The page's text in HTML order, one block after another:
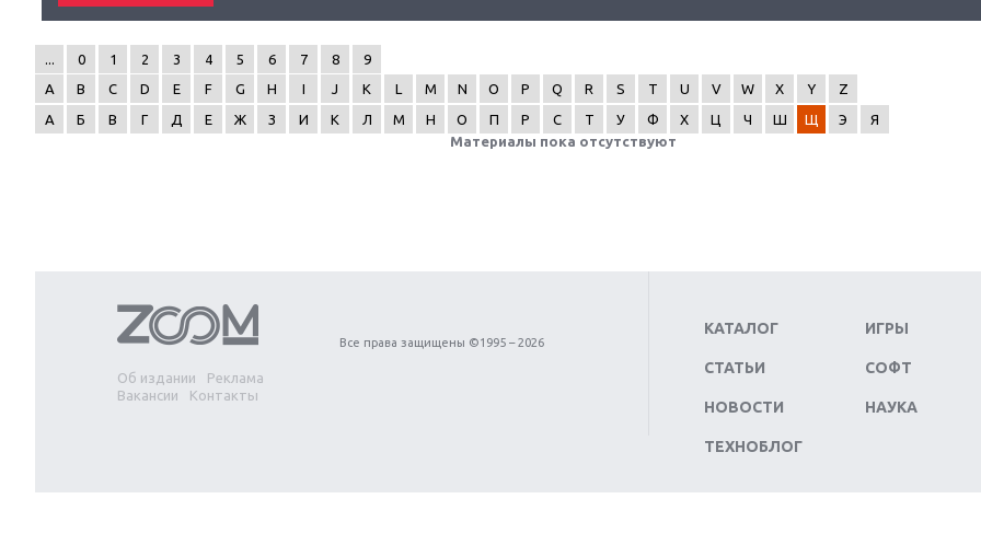
0 1 2 3 4 5 6 7 8
9
A
B C D E F G H I J K L M N O P Q R S T U V W X Y
Z
А
Б В Г Д Е Ж З И К Л М Н О П Р С Т У Ф Х Ц Ч Ш Щ Э
Я
Материалы пока отсутствуют
Об издании
Реклама
Вакансии
Контакты
Все права защищены ©1995 – 2026
КАТАЛОГ
СТАТЬИ
НОВОСТИ
ТЕХНОБЛОГ
ИГРЫ
СОФТ
НАУКА